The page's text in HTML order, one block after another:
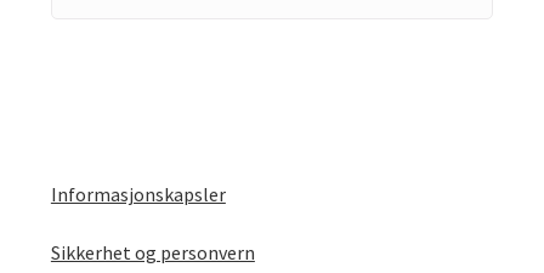
Informasjonskapsler
Sikkerhet og personvern